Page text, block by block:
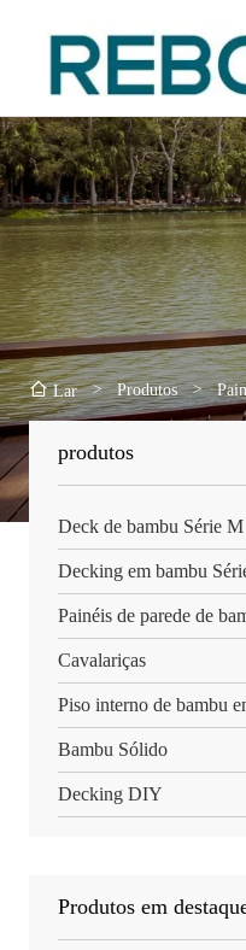
Lar > Produtos >
produtos
Deck de bambu Série M
Decking em bambu
Painéis de parede de
Cavalariças
Bambu Sólido
Decking DIY
Produtos em